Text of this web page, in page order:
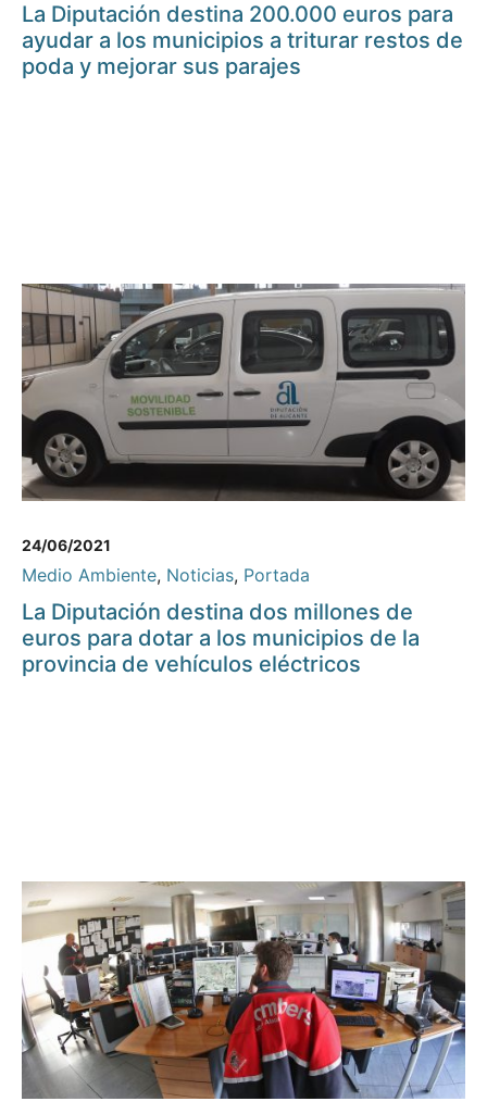
La Diputación destina 200.000 euros para
ayudar a los municipios a triturar restos de
poda y mejorar sus parajes
24/06/2021
Medio Ambiente, Noticias, Portada
La Diputación destina dos millones de
euros para dotar a los municipios de la
provincia de vehículos eléctricos